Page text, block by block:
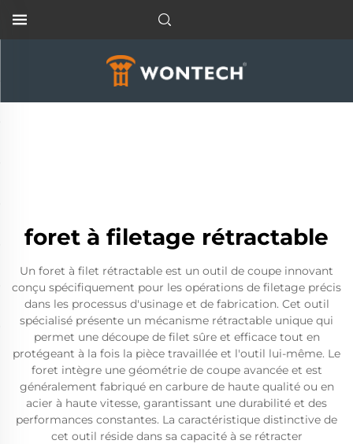
foret à filetage rétractable
Un foret à filet rétractable est un outil de coupe innovant
conçu spécifiquement pour les opérations de filetage précis
dans les processus d'usinage et de fabrication. Cet outil
spécialisé présente un mécanisme rétractable unique qui
permet une découpe de filet sûre et efficace tout en
protégeant à la fois la pièce travaillée et l'outil lui-même. Le
foret intègre une géométrie de coupe avancée et est
généralement fabriqué en carbure de haute qualité ou en
acier à haute vitesse, garantissant une durabilité et des
performances constantes. La caractéristique distinctive de
cet outil réside dans sa capacité à se rétracter